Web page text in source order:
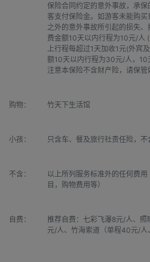
保险合同约定的意外事故，承
客支付保险金。如游客未能购
之外的意外事故所引起的损失
费金额10天以内行程为10元/人
上行程每超过1天加收1元(外宾
额10天以内行程为30元/人，
注意本保险不含财产险，请保管
购物： 竹天下生活馆
小孩： 只含车、餐及旅行社责任险，
不含：
以上所列服务标准外的任何费
目，购物费用等）
自费：
推荐自费：七彩飞瀑8元/人、
元/人、竹海索道（单程40元/人